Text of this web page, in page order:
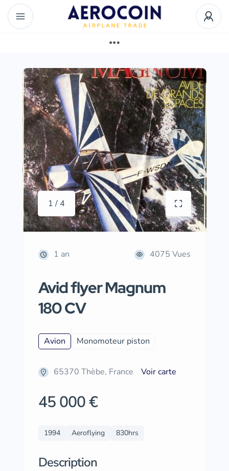
1 / 4
1 an 4075 Vues
Avid flyer Magnum
180 CV
Avion Monomoteur piston
65370 Thèbe, France Voir carte
45 000 €
1994 Aeroflying 830hrs
Description